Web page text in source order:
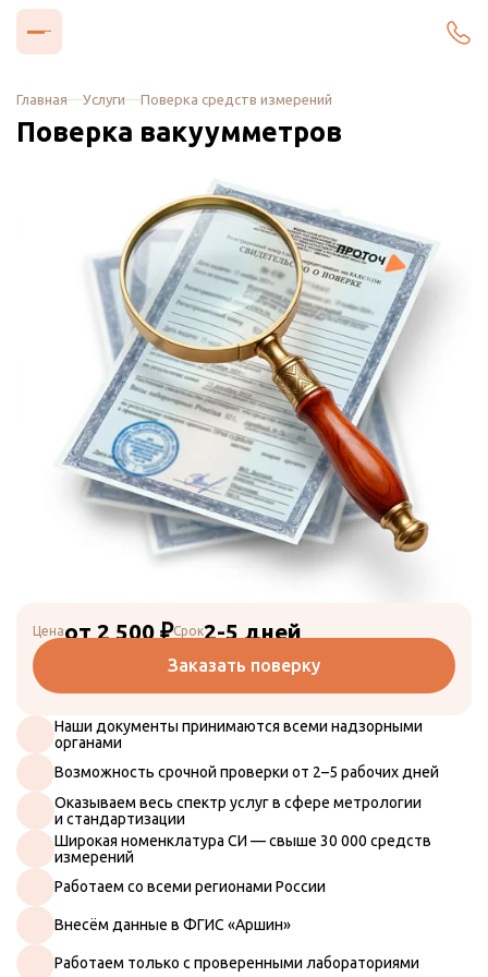
Поверка СИ
Главная Услуги Поверка средств измерений
Поверка вакуумметров
Ценаот 2 500 ₽Срок2-5 дней
Заказать поверку
Наши документы принимаются всеми надзорными
органами
Возможность срочной проверки от 2–5 рабочих дней
Оказываем весь спектр услуг в сфере метрологии
и стандартизации
Широкая номенклатура СИ — свыше 30 000 средств
измерений
Работаем со всеми регионами России
Внесём данные в ФГИС «Аршин»
Работаем только с проверенными лабораториями